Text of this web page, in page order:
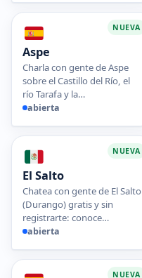
NUEVA
Aspe
Charla con gente de Aspe
sobre el Castillo del Río, el
río Tarafa y la…
abierta
NUEVA
El Salto
Chatea con gente de El Salto
(Durango) gratis y sin
registrarte: conoce…
abierta
NUEVA